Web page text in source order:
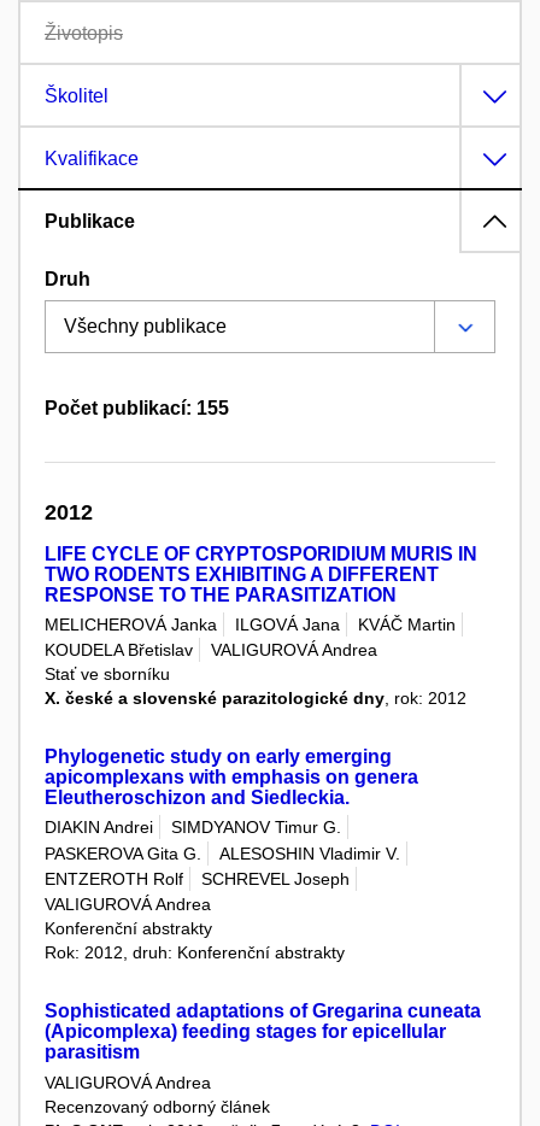
Životopis
Školitel
Kvalifikace
Publikace
Druh
Počet publikací: 155
2012
LIFE CYCLE OF CRYPTOSPORIDIUM MURIS IN
TWO RODENTS EXHIBITING A DIFFERENT
RESPONSE TO THE PARASITIZATION
MELICHEROVÁ Janka ILGOVÁ Jana
KVÁČ Martin
KOUDELA Břetislav
VALIGUROVÁ Andrea
Stať ve sborníku
X. české a slovenské parazitologické dny , rok: 2012
Phylogenetic study on early emerging
apicomplexans with emphasis on genera
Eleutheroschizon and Siedleckia.
DIAKIN Andrei
SIMDYANOV Timur G.
PASKEROVA Gita G.
ALESOSHIN Vladimir V.
ENTZEROTH Rolf
SCHREVEL Joseph
VALIGUROVÁ Andrea
Konferenční abstrakty
Rok: 2012, druh: Konferenční abstrakty
Sophisticated adaptations of Gregarina cuneata
(Apicomplexa) feeding stages for epicellular
parasitism
VALIGUROVÁ Andrea
Recenzovaný odborný článek